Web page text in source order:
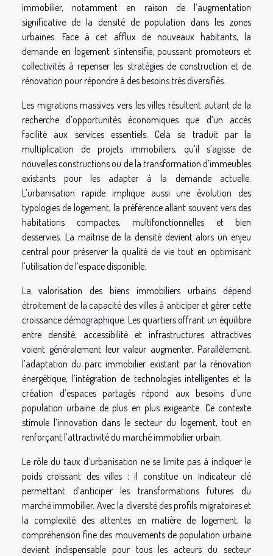
immobilier, notamment en raison de l’augmentation
significative de la densité de population dans les zones
urbaines. Face à cet afflux de nouveaux habitants, la
demande en logement s’intensifie, poussant promoteurs et
collectivités à repenser les stratégies de construction et de
rénovation pour répondre à des besoins très diversifiés.
Les migrations massives vers les villes résultent autant de la
recherche d’opportunités économiques que d’un accès
facilité aux services essentiels. Cela se traduit par la
multiplication de projets immobiliers, qu’il s’agisse de
nouvelles constructions ou de la transformation d’immeubles
existants pour les adapter à la demande actuelle.
L’urbanisation rapide implique aussi une évolution des
typologies de logement, la préférence allant souvent vers des
habitations compactes, multifonctionnelles et bien
desservies. La maîtrise de la densité devient alors un enjeu
central pour préserver la qualité de vie tout en optimisant
l’utilisation de l’espace disponible.
La valorisation des biens immobiliers urbains dépend
étroitement de la capacité des villes à anticiper et gérer cette
croissance démographique. Les quartiers offrant un équilibre
entre densité, accessibilité et infrastructures attractives
voient généralement leur valeur augmenter. Parallèlement,
l’adaptation du parc immobilier existant par la rénovation
énergétique, l’intégration de technologies intelligentes et la
création d’espaces partagés répond aux besoins d’une
population urbaine de plus en plus exigeante. Ce contexte
stimule l’innovation dans le secteur du logement, tout en
renforçant l’attractivité du marché immobilier urbain.
Le rôle du taux d’urbanisation ne se limite pas à indiquer le
poids croissant des villes ; il constitue un indicateur clé
permettant d’anticiper les transformations futures du
marché immobilier. Avec la diversité des profils migratoires et
la complexité des attentes en matière de logement, la
compréhension fine des mouvements de population urbaine
devient indispensable pour tous les acteurs du secteur